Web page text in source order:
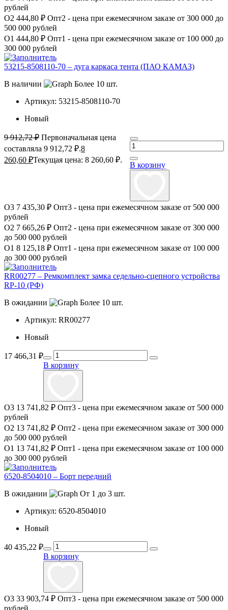
рублей
О2 444,80 ₽ Опт2 - цена при ежемесячном заказе от 300 000 до
500 000 рублей
О1 444,80 ₽ Опт1 - цена при ежемесячном заказе от 100 000 до
300 000 рублей
53215-8508110-70 – дуга каркаса тента (ПАО КАМАЗ)
В наличии
Более 10 шт.
Артикул: 53215-8508110-70
Новый
9 912,72₽ Первоначальная цена
составляла 9 912,72 ₽.8
260,60 ₽Текущая цена: 8 260,60 ₽.
В корзину
О3 7 435,30 ₽ Опт3 - цена при ежемесячном заказе от 500 000
рублей
О2 7 665,26 ₽ Опт2 - цена при ежемесячном заказе от 300 000
до 500 000 рублей
О1 8 125,18 ₽ Опт1 - цена при ежемесячном заказе от 100 000
до 300 000 рублей
RR00277 – Ремкомплект замка седельно-сцепного устройства
RP-10 (РФ)
В ожидании
Более 10 шт.
Артикул: RR00277
Новый
17 466,31 ₽
В корзину
О3 13 741,82 ₽ Опт3 - цена при ежемесячном заказе от 500 000
рублей
О2 13 741,82 ₽ Опт2 - цена при ежемесячном заказе от 300 000
до 500 000 рублей
О1 13 741,82 ₽ Опт1 - цена при ежемесячном заказе от 100 000
до 300 000 рублей
6520-8504010 – Борт передний
В ожидании
От 1 до 3 шт.
Артикул: 6520-8504010
Новый
40 435,22 ₽
В корзину
О3 33 903,74 ₽ Опт3 - цена при ежемесячном заказе от 500 000
рублей